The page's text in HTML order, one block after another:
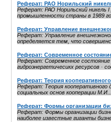
Реферат: РАО Норильский
Реферат: РАО Норильский никель
промышленности страны в 1989
Реферат: Управление
Реферат: Управление
определяется тем, что
Реферат: Современное
Реферат: Современное состояние
гидроэнергетичесикх ресурсов ·
Реферат: Теория
Реферат: Теория кооперативного
социальных основ кооперации М.И...
Реферат: Формы организации
Реферат: Формы организации
наиболее известные гиганты